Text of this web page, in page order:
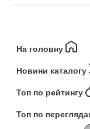
На головну
Новини каталогу
Топ по рейтингу
Топ по